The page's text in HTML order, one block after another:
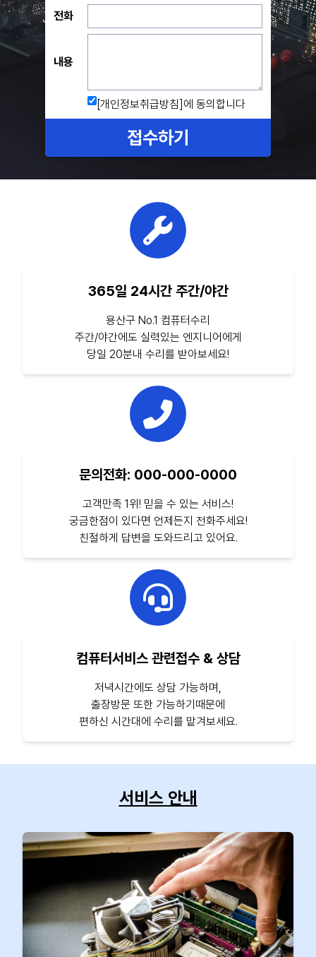
전화
내용
[개인정보취급방침] 에 동의합니다
접수하기
365일 24시간 주간/야간
용산구 No.1 컴퓨터수리
주간/야간에도 실력있는 엔지니어에게
당일 20분내 수리를 받아보세요!
문의전화: 000-000-0000
고객만족 1위! 믿을 수 있는 서비스!
궁금한점이 있다면 언제든지 전화주세요!
친절하게 답변을 도와드리고 있어요.
컴퓨터서비스 관련접수 & 상담
저녁시간에도 상담 가능하며,
출장방문 또한 가능하기때문에
편하신 시간대에 수리를 맡겨보세요.
서비스 안내